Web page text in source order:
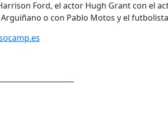
Ford, el actor Hugh Grant con el
Arguiñano o con Pablo Motos y el